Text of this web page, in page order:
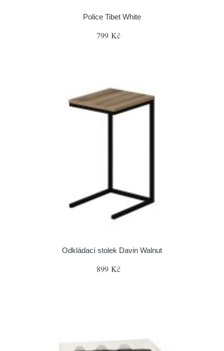
Police Tibet White
799 Kč
Odkládací stolek Davin Walnut
899 Kč